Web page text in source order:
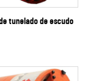
tunelado de escudo